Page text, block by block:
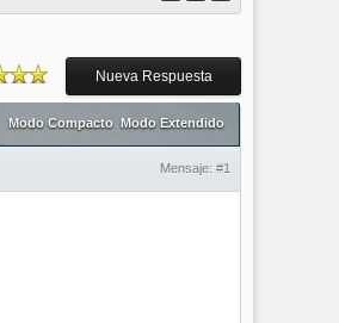
Nueva Respuesta
Modo Compacto Modo Extendido
Mensaje: #1